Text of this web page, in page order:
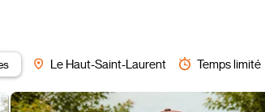
Le Haut-Saint-Laurent Temps limité